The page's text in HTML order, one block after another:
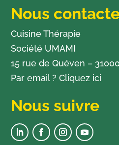
Nous
Cuisine Thérapie
Société UMAMI
15 rue de Quéven –
Par email ?Cliquez ici
Nous suivre